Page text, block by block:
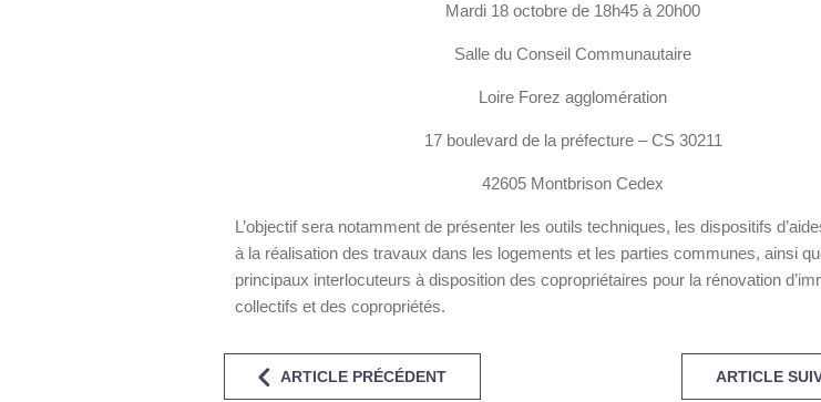
Mardi 18 octobre de 18h45 à 20h00
Salle du Conseil Communautaire
Loire Forez agglomération
17 boulevard de la préfecture – CS 30211
42605 Montbrison Cedex
L’objectif sera notamment de présenter les outils techniques, les dispositifs
à la réalisation des travaux dans les logements et les parties communes, ainsi
principaux interlocuteurs à disposition des copropriétaires pour la rénovation
collectifs et des copropriétés.
ARTICLE PRÉCÉDENT ARTICLE